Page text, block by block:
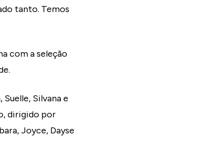
tanto. Temos
com a seleção
Silvana e
dirigido por
Joyce, Dayse